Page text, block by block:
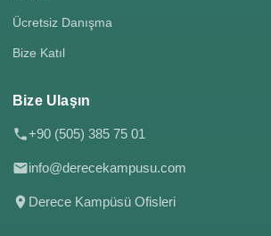
Ücretsiz Danışma
Bize Katıl
Bize Ulaşın
+90 (505) 385 75 01
info@derecekampusu.com
Derece Kampüsü Ofisleri